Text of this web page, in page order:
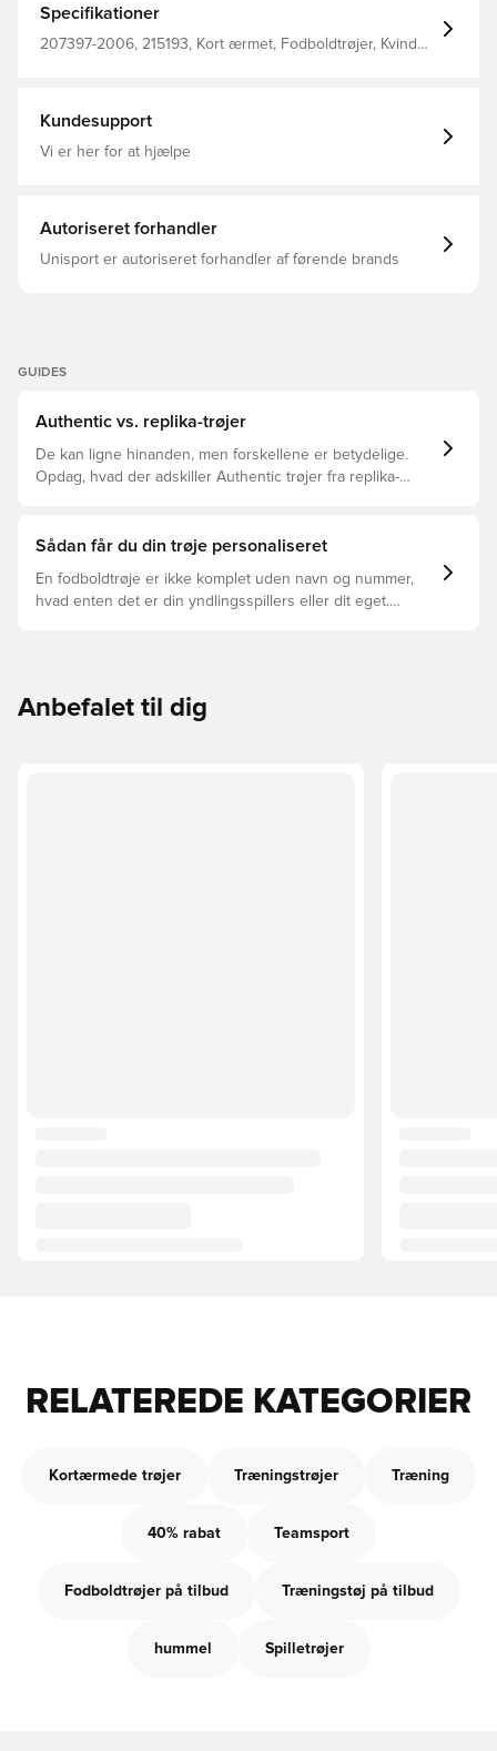
kropstemperatur både udendørs og indendørs.
Specifikationer
207397-2006, 215193, Kort ærmet, Fodboldtrøjer, Kvinder,
Kundesupport
Vi er her for at hjælpe
Autoriseret forhandler
Unisport er autoriseret forhandler af førende brands
GUIDES
Authentic vs. replika-trøjer
De kan ligne hinanden, men forskellene er betydelige.
Opdag, hvad der adskiller Authentic trøjer fra replika-
Sådan får du din trøje personaliseret
En fodboldtrøje er ikke komplet uden navn og nummer,
hvad enten det er din yndlingsspillers eller dit eget.
Anbefalet til dig
RELATEREDE KATEGORIER
Kortærmede trøjer Træningstrøjer Træning
40% rabat Teamsport
Fodboldtrøjer på tilbud Træningstøj på tilbud
hummel Spilletrøjer